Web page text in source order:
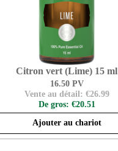
Citron vert (Lime) 15 ml
16.50 PV
Vente au détail: €26.99
De gros: €20.51
Ajouter au chariot